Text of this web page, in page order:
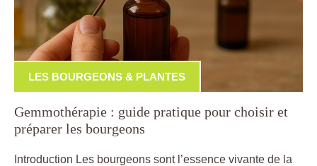
LES BOURGEONS & PLANTES
Gemmothérapie : guide pratique pour choisir et
préparer les bourgeons
Introduction Les bourgeons sont l’essence vivante de la